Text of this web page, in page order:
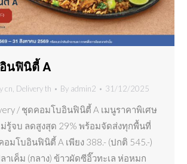
นฟินิตี้ A
cn Delivery th By admin2 31/12/2025
/ ชุดคอมโบอินฟินิตี้ A เมนูราคาพิเศษ
รู้จบ ลดสูงสุด 29% พร้อมจัดส่งทุกพื้นที่
อมโบอินฟินิตี้ A เพียง 388.- (ปกติ 545.-)
เค็ม (กลาง) ข้าวผัดซีอิ๊วทะเล ห่อหมก